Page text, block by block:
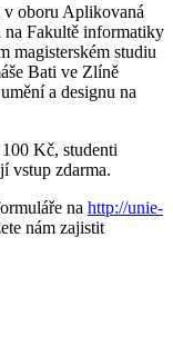
v oboru Aplikovaná
na Fakultě informatiky
magisterském studiu
Bati ve Zlíně
a designu na
Kč, studenti
vstup zdarma.
na http://unie-
nám zajistit